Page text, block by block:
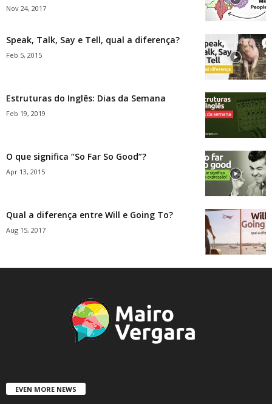
Nov 24, 2017
Speak, Talk, Say e Tell, qual a diferença?
Feb 5, 2015
Estruturas do Inglês: Dias da Semana
Feb 19, 2019
O que significa “So Far So Good”?
Apr 13, 2015
Qual a diferença entre Will e Going To?
Aug 15, 2017
EVEN MORE NEWS